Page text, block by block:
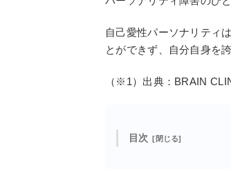
自己愛性パーソナリティ
とができず、自分自身を
（※1）出典：BRAIN
目次